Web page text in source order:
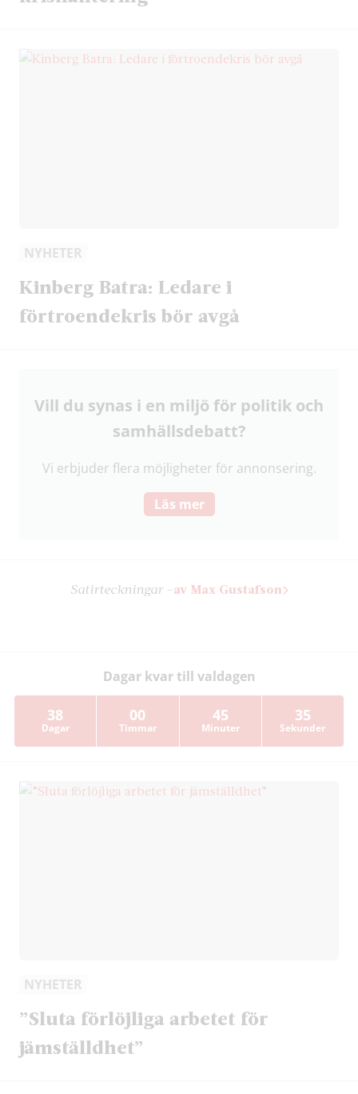
NYHETER
Kinberg Batra: Ledare i
förtroendekris bör avgå
Vill du synas i en miljö för politik och
samhälls­debatt?
Vi erbjuder flera möjligheter för annonsering.
Läs mer
Satir­teckningar –av Max Gustafson
Dagar kvar till valdagen
38
Dagar
00
Timmar
45
Minuter
34
Sekunder
NYHETER
”Sluta förlöjliga arbetet för
jämställdhet”